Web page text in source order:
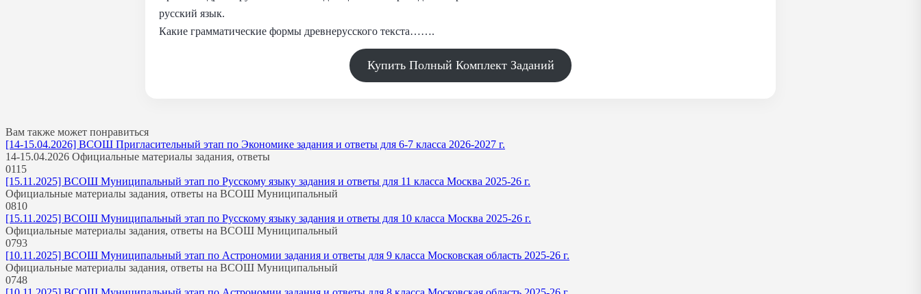
русский язык.
Какие грамматические формы древнерусского текста…….
Купить Полный Комплект Заданий
Вам также может понравиться
[14-15.04.2026] ВСОШ Пригласительный этап по Экономике задания и ответы для 6-7 класса 2026-2027 г.
14-15.04.2026 Официальные материалы задания, ответы
0115
[15.11.2025] ВСОШ Муниципальный этап по Русскому языку задания и ответы для 11 класса Москва 2025-26 г.
Официальные материалы задания, ответы на ВСОШ Муниципальный
0810
[15.11.2025] ВСОШ Муниципальный этап по Русскому языку задания и ответы для 10 класса Москва 2025-26 г.
Официальные материалы задания, ответы на ВСОШ Муниципальный
0793
[10.11.2025] ВСОШ Муниципальный этап по Астрономии задания и ответы для 9 класса Московская область 2025-26 г.
Официальные материалы задания, ответы на ВСОШ Муниципальный
0748